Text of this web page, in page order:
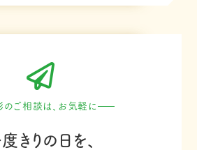
のご相談は、お気軽に
きりの日を、